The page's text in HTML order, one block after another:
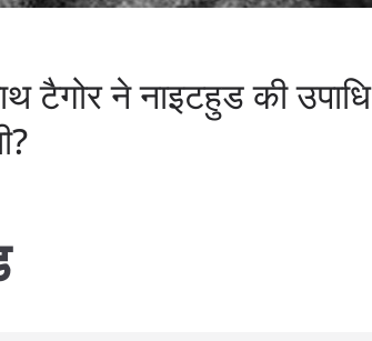
टैगोर ने नाइटहुड की उपाधि